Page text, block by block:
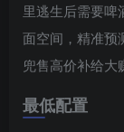
里逃生后需要啤
面空间，精准预
兜售高价补给大
最低配置